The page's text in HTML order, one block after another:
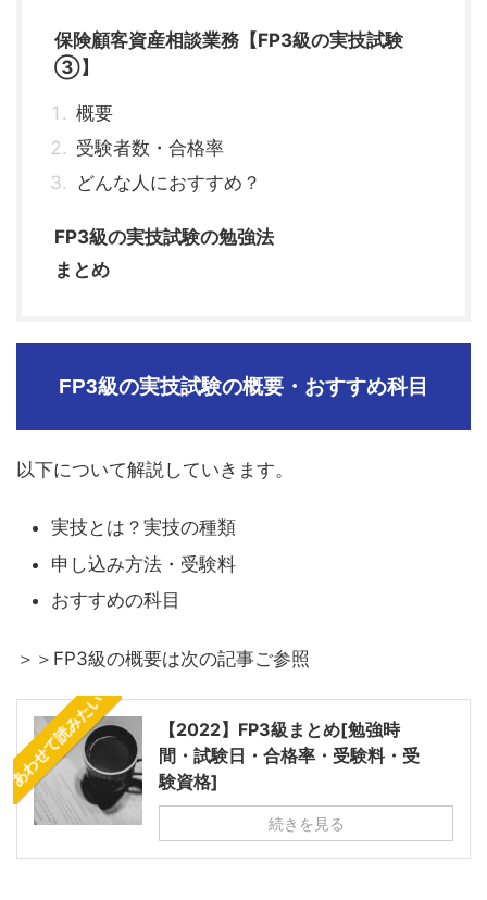
保険顧客資産相談業務【FP3級の実技試験
③】
概要
受験者数・合格率
どんな人におすすめ？
FP3級の実技試験の勉強法
まとめ
FP3級の実技試験の概要・おすすめ科目
以下について解説していきます。
実技とは？実技の種類
申し込み方法・受験料
おすすめの科目
＞＞FP3級の概要は次の記事ご参照
あわせて読みたい
【2022】FP3級まとめ[勉強時
間・試験日・合格率・受験料・受
験資格]
続きを見る